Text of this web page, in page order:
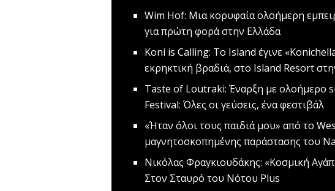
Wim Hof: Μια κορυφαία ολοήμερη
για πρώτη φορά στην Ελλάδα
Koni is Calling: Το Island έγινε
εκρηκτική βραδιά, στο Island Resort
Taste of Loutraki: Έναρξη με ολοήμερο
Festival: Όλες οι γεύσεις, ένα φεστιβάλ
«Ήταν όλοι τους παιδιά μου» από το
μαγνητοσκοπημένης παράστασης του
Νικόλας Φραγκιουδάκης: «Κοσμική
Στον Σταυρό του Νότου Plus